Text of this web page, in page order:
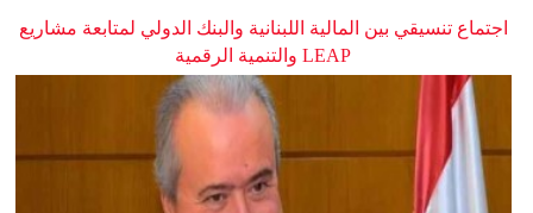
اجتماع تنسيقي بين المالية اللبنانية والبنك الدولي لمتابعة مشاريع
LEAP والتنمية الرقمية